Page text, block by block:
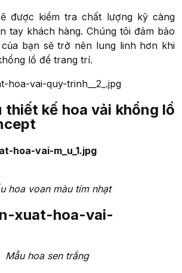
được kiểm tra chất lượng kỹ càng
tay khách hàng. Chúng tôi đảm bảo
bạn sẽ trở nên lung linh hơn khi
lồ để trang trí.
thiết kế hoa vải khổng lồ
hoa voan màu tím nhạt
Mẫu hoa sen trắng